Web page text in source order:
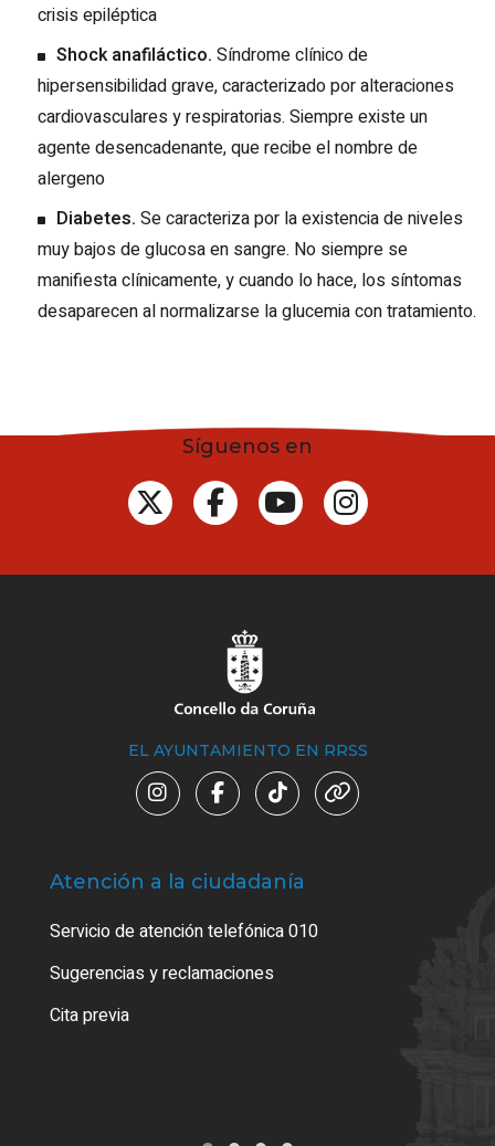
crisis epiléptica
Shock anafiláctico. Síndrome clínico de
hipersensibilidad grave, caracterizado por alteraciones
cardiovasculares y respiratorias. Siempre existe un
agente desencadenante, que recibe el nombre de
alergeno
Diabetes. Se caracteriza por la existencia de niveles
muy bajos de glucosa en sangre. No siempre se
manifiesta clínicamente, y cuando lo hace, los síntomas
desaparecen al normalizarse la glucemia con tratamiento.
Síguenos en
EL AYUNTAMIENTO EN RRSS
Atención a la ciudadanía
Servicio de atención telefónica 010
Sugerencias y reclamaciones
Cita previa